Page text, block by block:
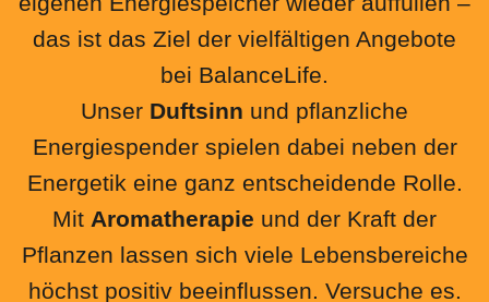
das ist das Ziel der vielfältigen Angebote
bei BalanceLife.
Unser Duftsinn und pflanzliche
Energiespender spielen dabei neben der
Energetik eine ganz entscheidende Rolle.
Mit Aromatherapie und der Kraft der
Pflanzen lassen sich viele Lebensbereiche
höchst positiv beeinflussen. Versuche es.